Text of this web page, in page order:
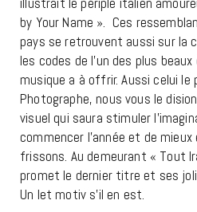
by Your Name ». Ces
pays se retrouvent aussi sur la
les codes de l’un des plus
musique a à offrir. Aussi celui le
Photographe, nous vous le
visuel qui saura stimuler
commencer l’année et de
frissons. Au demeurant « Tout
promet le dernier titre et ses
Un let motiv s’il en est.